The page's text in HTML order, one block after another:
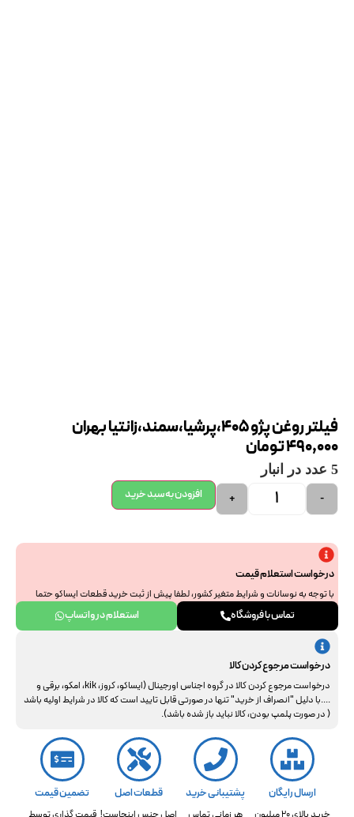
فیلتر روغن پژو 405،پرشیا،سمند،زانتیا بهران
490,000تومان
5 عدد در انبار
-
+ افزودن به سبد خرید
درخواست استعلام قیمت
با توجه به نوسانات و شرایط متغیر کشور، لطفا پیش از ثبت خرید قطعات ایساکو حتما
جهت استعلام نهایی با ما هماهنگ فرمایید. از همراهی و درک شما سپاسگزاریم.
تماس با فروشگاه استعلام در واتساپ
درخواست مرجوع کردن کالا
درخواست مرجوع کردن کالا در گروه اجناس اورجینال (ایساکو، کروز، kik، امکو، برقی و
....با دلیل "انصراف از خرید" تنها در صورتی قابل تایید است که کالا در شرایط اولیه باشد
( در صورت پلمپ بودن، کالا نباید باز شده باشد).
ارسال رایگان پشتیبانی خرید قطعات اصل تضمین قیمت